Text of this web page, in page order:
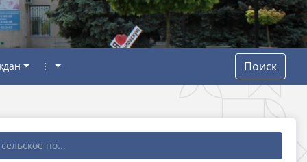
⋮ Поиск
по...